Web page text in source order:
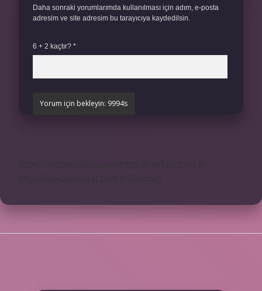
Daha sonraki yorumlarımda kullanılması için adım, e-posta
adresim ve site adresim bu tarayıcıya kaydedilsin.
6 + 2 kaçtır? *